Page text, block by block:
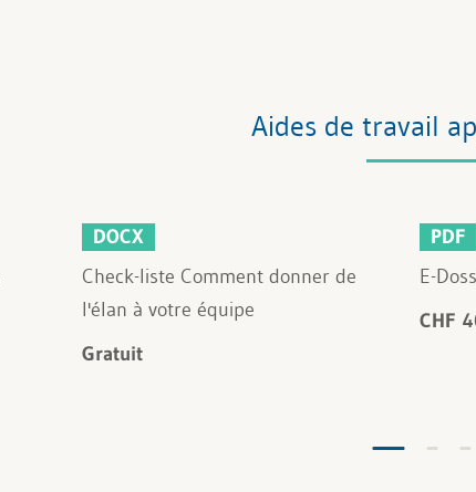
Aides de travail
DOCX
Check-liste Comment donner de
l'élan à votre équipe
Gratuit
PDF
E-
CHF